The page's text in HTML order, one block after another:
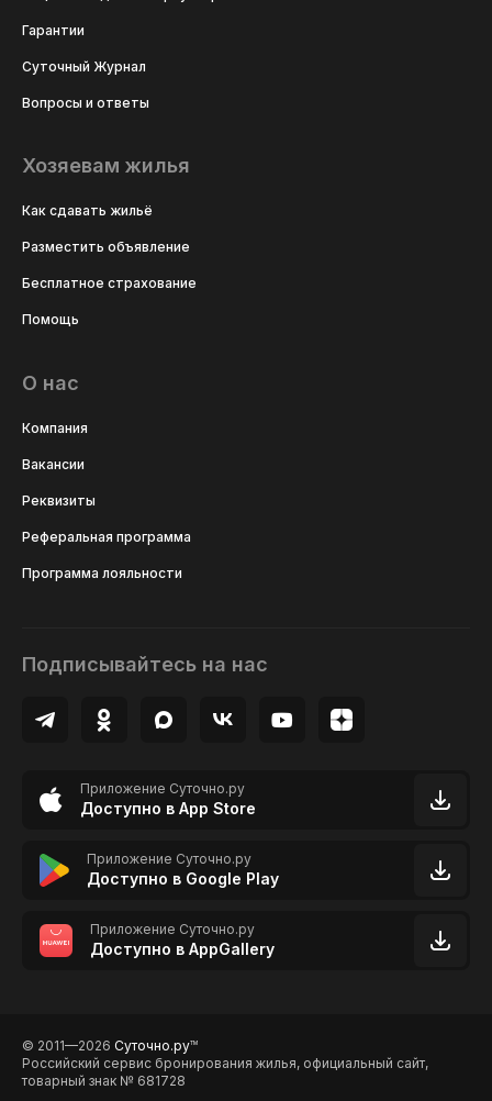
Гарантии
Суточный Журнал
Вопросы и ответы
Хозяевам жилья
Как сдавать жильё
Разместить объявление
Бесплатное страхование
Помощь
О нас
Компания
Вакансии
Реквизиты
Реферальная программа
Программа лояльности
Подписывайтесь на нас
Приложение Суточно.ру
Доступно в App Store
Приложение Суточно.ру
Доступно в Google Play
Приложение Суточно.ру
Доступно в AppGallery
© 2011—2026 Суточно.руTM
Российский сервис бронирования жилья, официальный сайт,
товарный знак № 681728